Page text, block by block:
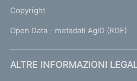
Copyright
Open Data - metadati AgID (RDF)
ALTRE INFORMAZIONI